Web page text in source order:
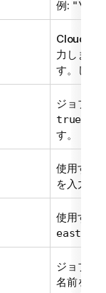
例:
Cloudera
力します
す。した
ジョブの
true
す。
使用する
を入力し
使用する
east-
ジョブの
名前を入